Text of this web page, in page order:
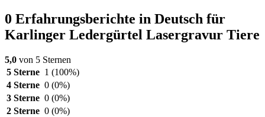
0 Erfahrungsberichte in Deutsch für
Karlinger Ledergürtel Lasergravur Tiere
5,0 von 5 Sternen
5 Sterne 1 (100%)
4 Sterne 0 (0%)
3 Sterne 0 (0%)
2 Sterne 0 (0%)